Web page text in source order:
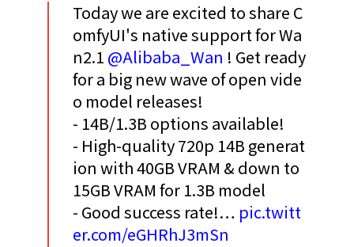
Today we are excited to share C
omfyUI's native support for Wa
n2.1 @Alibaba_Wan ! Get ready
for a big new wave of open vide
o model releases!
- 14B/1.3B options available!
- High-quality 720p 14B generat
ion with 40GB VRAM & down to
15GB VRAM for 1.3B model
- Good success rate!… pic.twitt
er.com/eGHRhJ3mSn